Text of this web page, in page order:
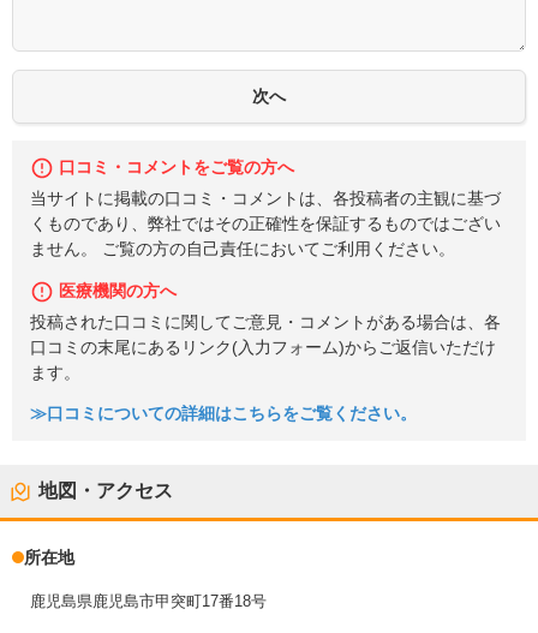
口コミ・コメントをご覧の方へ
当サイトに掲載の口コミ・コメントは、各投稿者の主観に基づ
くものであり、弊社ではその正確性を保証するものではござい
ません。 ご覧の方の自己責任においてご利用ください。
医療機関の方へ
投稿された口コミに関してご意見・コメントがある場合は、各
口コミの末尾にあるリンク(入力フォーム)からご返信いただけ
ます。
≫口コミについての詳細はこちらをご覧ください。
地図・アクセス
所在地
鹿児島県鹿児島市甲突町17番18号